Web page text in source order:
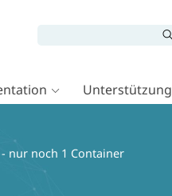
Unterstützung
nur noch 1 Container